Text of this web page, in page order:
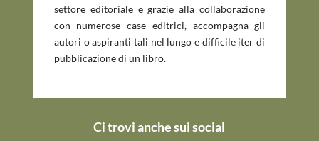
settore editoriale e grazie alla collaborazione
con numerose case editrici, accompagna gli
autori o aspiranti tali nel lungo e difficile iter di
pubblicazione di un libro.
Ci trovi anche sui social